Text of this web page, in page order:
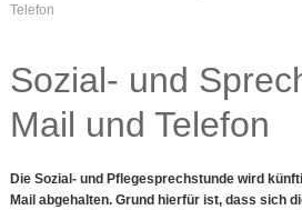
Telefon
Sozial- und
Mail und Telefon
Die Sozial- und Pflegesprechstunde wird
Mail abgehalten. Grund hierfür ist, dass sich